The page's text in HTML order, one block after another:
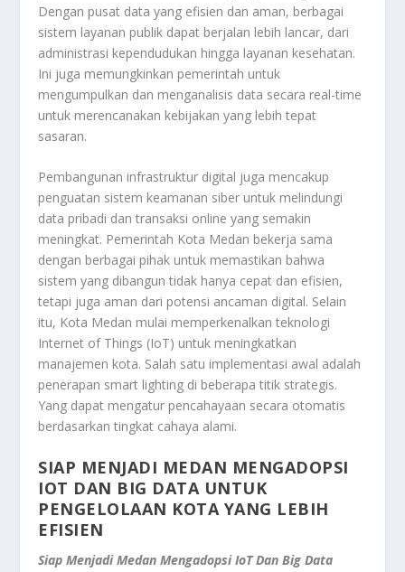
Dengan pusat data yang efisien dan aman, berbagai
sistem layanan publik dapat berjalan lebih lancar, dari
administrasi kependudukan hingga layanan kesehatan.
Ini juga memungkinkan pemerintah untuk
mengumpulkan dan menganalisis data secara real-time
untuk merencanakan kebijakan yang lebih tepat
sasaran.
Pembangunan infrastruktur digital juga mencakup
penguatan sistem keamanan siber untuk melindungi
data pribadi dan transaksi online yang semakin
meningkat. Pemerintah Kota Medan bekerja sama
dengan berbagai pihak untuk memastikan bahwa
sistem yang dibangun tidak hanya cepat dan efisien,
tetapi juga aman dari potensi ancaman digital. Selain
itu, Kota Medan mulai memperkenalkan teknologi
Internet of Things (IoT) untuk meningkatkan
manajemen kota. Salah satu implementasi awal adalah
penerapan smart lighting di beberapa titik strategis.
Yang dapat mengatur pencahayaan secara otomatis
berdasarkan tingkat cahaya alami.
SIAP MENJADI MEDAN MENGADOPSI
IOT DAN BIG DATA UNTUK
PENGELOLAAN KOTA YANG LEBIH
EFISIEN
Siap Menjadi Medan Mengadopsi IoT Dan Big Data